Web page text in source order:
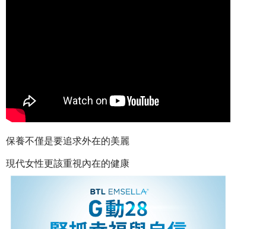
保養不僅是要追求外在的美麗
現代女性更該重視內在的健康